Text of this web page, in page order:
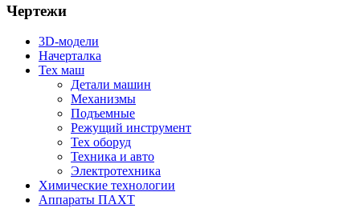
Чертежи
3D-модели
Начерталка
Тех маш
Детали машин
Механизмы
Подъемные
Режущий инструмент
Тех оборуд
Техника и авто
Электротехника
Химические технологии
Аппараты ПАХТ